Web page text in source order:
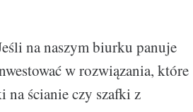
na naszym biurku panuje
w rozwiązania, które
na ścianie czy szafki z